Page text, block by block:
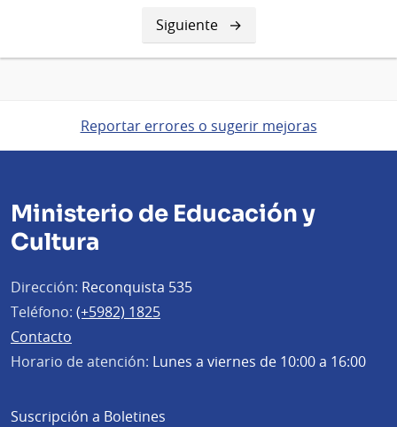
Siguiente
página
Siguiente
Reportar errores o sugerir mejoras
Ministerio de Educación y
Cultura
Dirección: Reconquista 535
Teléfono: (+5982) 1825
Contacto
Horario de atención: Lunes a viernes de 10:00 a 16:00
Suscripción a Boletines